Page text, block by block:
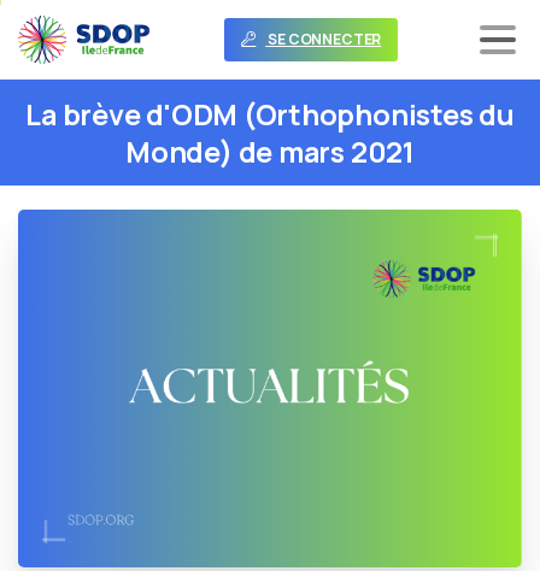
SE CONNECTER
La brèved'ODM (Orthophonistesdu
Monde) de mars 2021